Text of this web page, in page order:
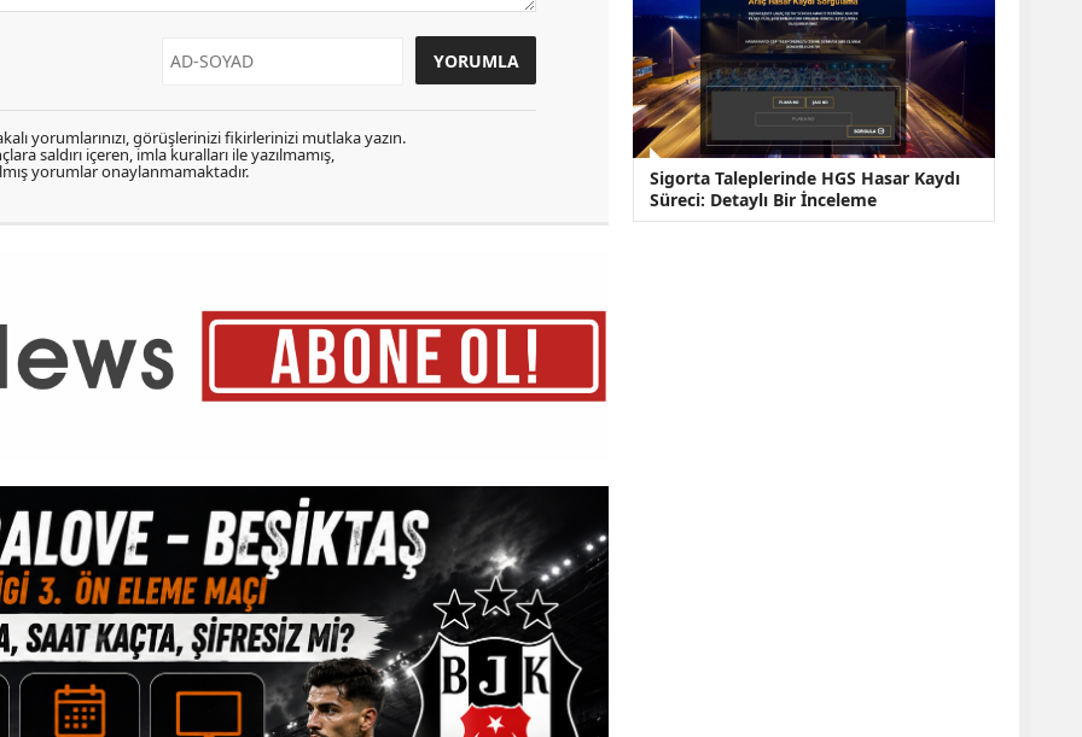
yorumlarınızı, görüşlerinizi fikirlerinizi mutlaka yazın.
saldırı içeren, imla kuralları ile yazılmamış,
yorumlar onaylanmamaktadır.
Sigorta Taleplerinde HGS Hasar Kaydı
Süreci: Detaylı Bir İnceleme